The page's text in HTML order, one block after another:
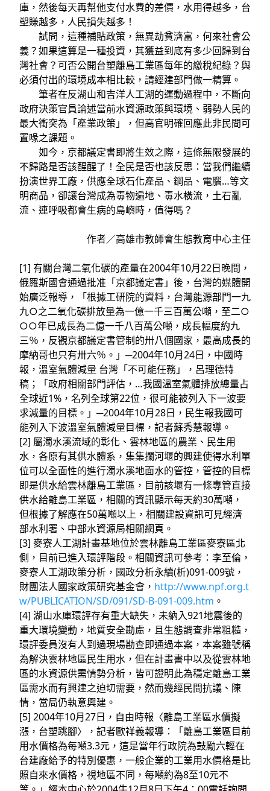
庫，然後每天再幫他支付水費的差價，水用得越多，台
塑賺越多，人民損失越多！
試問，這種補貼政策，無異劫貧濟富，何來社會公
義？如果這算是一種投資，其獲益到底有多少回歸到台
灣社會？可否公開台塑離島工業區每年的繳稅紀錄？與
必須付出的環境成本相比較，請經建部門做一精算。
筆者在反湖山和吉洋人工湖的運動過程中，不斷向
政府決策官員論述當前水資源政策與環境、弱勢人民的
最大衝突為「產業政策」，但高官明確回應此非民間可
置喙之課題。
如今，京都議定書即將生效之際，這條無限發展的
不歸路是否該醒醒了！全民是否也該反思：當我們繼續
扮演世界工廠，供應全球石化產品、鋼品、電腦…等文
明商品，卻讓台灣成為毒物遍地、毒水橫流，土石亂
流、連呼吸都會生病的島嶼時，值得嗎？
作者／高雄市教師會生態教育中心主任
[1] 有關台灣二氧化碳的產量在2004年10月22日晚間，
俄羅斯國會通過批准「京都議定書」後，台灣的媒體開
始廣泛報導，「根據工研院的資料，台灣能源部門一九
九○之二氧化碳排放量為一億一千三百萬公噸，至二○
○○年已成長為二億一千八百萬公噸，成長幅度約九
三％，反觀京都議定書管制的卅八個國家，最高成長的
摩納哥也只有卅六％。」─2004年10月24日，中國時
報，溫室氣體減量 台灣「不可能任務」，呂理德特
稿；「政府相關部門評估，…我國溫室氣體排放總量占
全球近1%，名列全球第22位，很可能被列入下一波要
求減量的目標。」─2004年10月28日，民生報我國可
能列入下波溫室氣體減量目標，記者蘇秀慧報導。
[2] 屬濁水溪流域的彰化、雲林地區的農業、民生用
水，各原有其供水體系，集集攔河堰的興建使得水利單
位可以全面性的進行濁水溪地面水的管控，管控的目標
即是供水給雲林離島工業區，目前該堰有一條專管直接
供水給離島工業區，相關的資訊顯示每天約30萬噸，
但根據了解應在50萬噸以上，相關建設資訊可見經濟
部水利署、中部水資源局相關網頁。
[3] 麥寮人工湖計畫基地位於雲林離島工業區麥寮區北
側，目前已進入環評階段。相關資訊可參考：李至倫，
麥寮人工湖政策分析，國政分析永續(析)091-009號，
財團法人國家政策研究基金會， http://www.npf.org.t
w/PUBLICATION/SD/091/SD-B-091-009.htm 。
[4] 湖山水庫環評存有重大缺失，未納入921地震後的
重大環境變動，地質安全勘慮，且生態調查非常粗糙，
環評委員沒有人到過現場勘查即通過本案，本案雖號稱
為解決雲林地區民生用水，但在計畫書中以及從雲林地
區的水資源供需情勢分析，皆可證明此為穩定離島工業
區需水而有興建之迫切需要，然而幾經民間抗議、陳
情，當局仍執意興建。
[5] 2004年10月27日，自由時報〈離島工業區水價擬
漲，台塑跳腳〉，記者歐祥義報導：「離島工業區目前
用水價格為每噸3.3元，這是當年行政院為鼓勵六輕在
台建廠給予的特別優惠，一般企業的工業用水價格是比
照自來水價格，視地區不同，每噸約為8至10元不